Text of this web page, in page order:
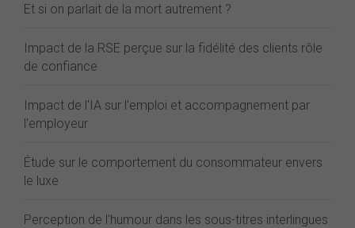
Et si on parlait de la mort autrement ?
Impact de la RSE perçue sur la fidélité des clients rôle
de confiance
Impact de l'IA sur l'emploi et accompagnement par
l'employeur
Étude sur le comportement du consommateur envers
le luxe
Perception de l'humour dans les sous-titres interlingues